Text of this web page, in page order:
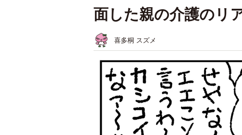
面した親の介護のリ
喜多桐 スズメ